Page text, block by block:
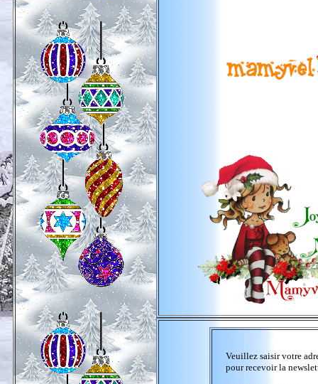
Veuillez saisir votre
pour recevoir la